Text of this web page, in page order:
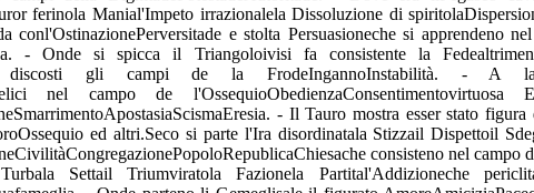
ferinola Manial'Impeto irrazionalela Dissoluzione di
e stolta Persuasioneche si apprendeno
- Onde si spicca il Triangoloivisi fa consistente la
discosti gli campi de la FrodeIngannoInstabilità.
felici nel campo de
- Il Tauro mostra esser stato
ed altri.Seco si parte l'Ira disordinatala Stizzail Dispettoil
consisteno nel
Settail Triumviratola Fazionela Partital'Addizioneche